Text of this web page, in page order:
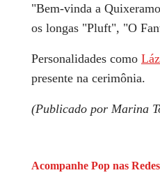
"Bem-vinda a
os longas "Pluft", "O
Personalidades como
presente na cerimônia.
(Publicado por Marina
Acompanhe Pop nas